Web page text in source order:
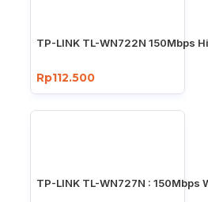
TP-LINK TL-WN722N 150Mbps
Rp112.500
TP-LINK TL-WN727N : 150Mbps